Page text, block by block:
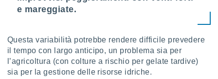
e mareggiate.
Questa variabilità potrebbe rendere difficile prevedere
il tempo con largo anticipo, un problema sia per
l’agricoltura (con colture a rischio per gelate tardive)
sia per la gestione delle risorse idriche.